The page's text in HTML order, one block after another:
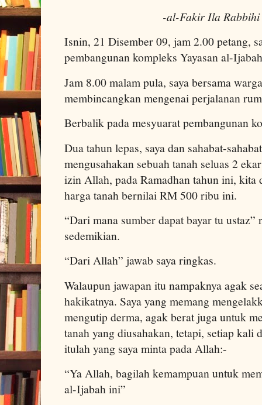
-al-Fakir Ila Rabbihi
Isnin, 21 Disember 09, jam 2.00 petang,
pembangunan kompleks Yayasan al-
Jam 8.00 malam pula, saya bersama
membincangkan mengenai perjalanan
Berbalik pada mesyuarat pembangunan
Dua tahun lepas, saya dan sahabat-
mengusahakan sebuah tanah seluas 2
izin Allah, pada Ramadhan tahun ini, kita
harga tanah bernilai RM 500 ribu ini.
“Dari mana sumber dapat bayar tu ustaz”
sedemikian.
“Dari Allah” jawab saya ringkas.
Walaupun jawapan itu nampaknya agak
hakikatnya. Saya yang memang
mengutip derma, agak berat juga untuk
tanah yang diusahakan, tetapi, setiap kali
itulah yang saya minta pada Allah:-
“Ya Allah, bagilah kemampuan untuk
al-Ijabah ini”